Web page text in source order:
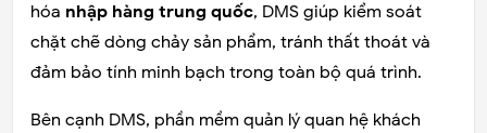
hóa nhập hàng trung quốc, DMS giúp kiểm soát
chặt chẽ dòng chảy sản phẩm, tránh thất thoát và
đảm bảo tính minh bạch trong toàn bộ quá trình.
Bên cạnh DMS, phần mềm quản lý quan hệ khách